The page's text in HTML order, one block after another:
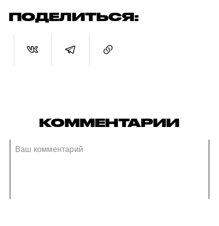
ПОДЕЛИТЬСЯ:
КОММЕНТАРИИ